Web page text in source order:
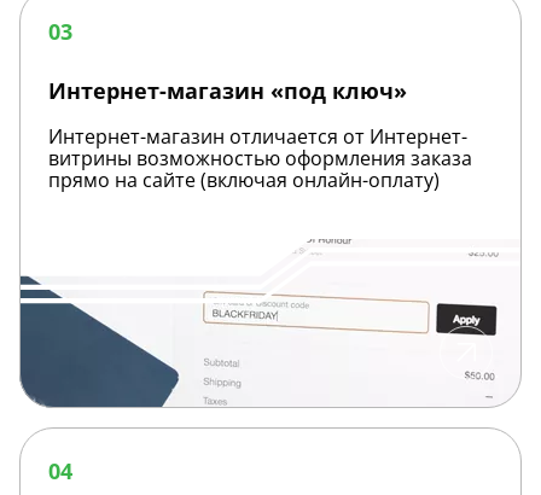
магазин
«под03
Интернет-магазин «под ключ»
Интернет-магазин отличается от Интернет-
витрины возможностью оформления заказа
прямо на сайте (включая онлайн-оплату)
Веб-
приложение
«под04